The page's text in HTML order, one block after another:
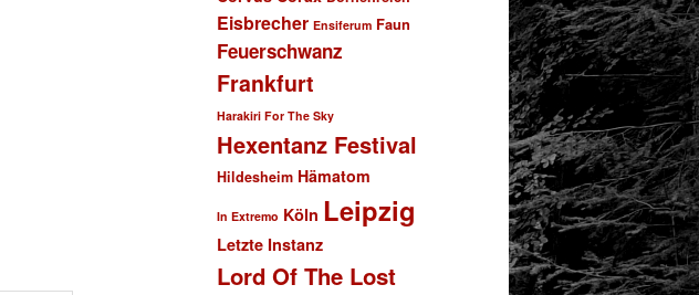
Eisbrecher Ensiferum Faun
Feuerschwanz
Frankfurt
Harakiri For The Sky
Hexentanz Festival
Hildesheim Hämatom
In Extremo Köln Leipzig
Letzte Instanz
Lord Of The Lost